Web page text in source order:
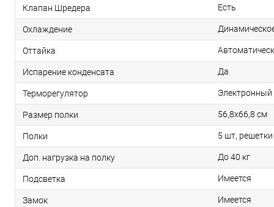
Клапан Шредера Есть
Охлаждение
Оттайка
Испарение конденсата Да
Терморегулятор Электронный
Размер полки 56,8х66,8 см
Полки 5 шт, решетки
Доп. нагрузка на полку До 40 кг
Подсветка Имеется
Замок Имеется